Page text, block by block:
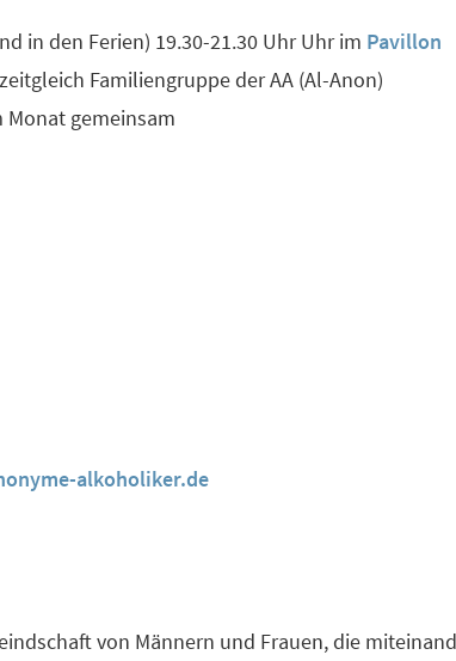
in den Ferien) 19.30-21.30 Uhr Uhr im Pavillon
Familiengruppe der AA (Al-Anon)
Monat gemeinsam
alkoholiker.de
von Männern und Frauen, die